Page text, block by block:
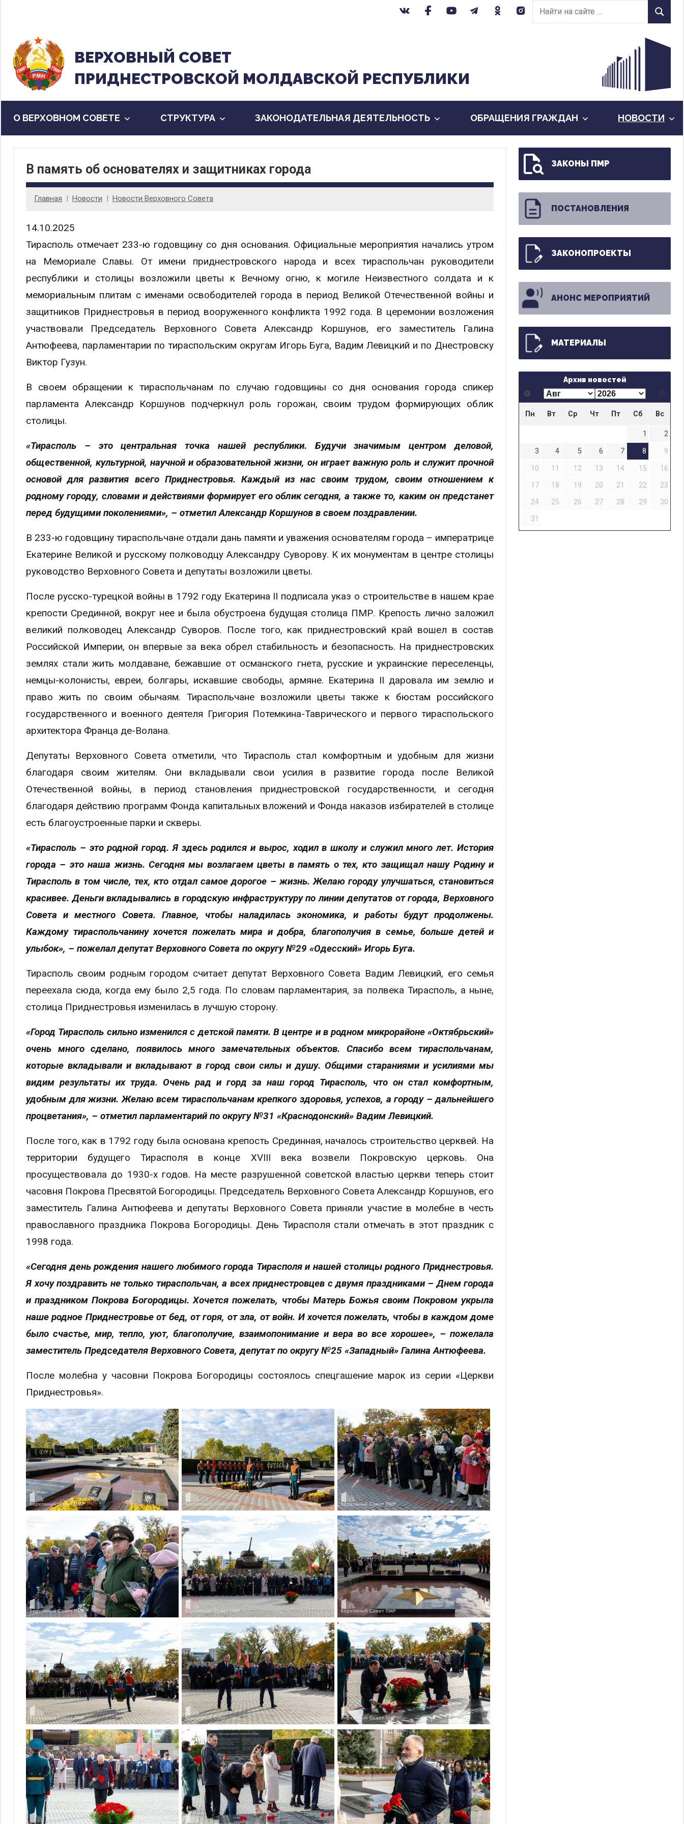
содержанию
Найти
на
Найти
ВЕРХОВНЫЙ CОВЕТ
ПРИДНЕСТРОВСКОЙ МОЛДАВСКОЙ РЕСПУБЛИКИ
О ВЕРХОВНОМ СОВЕТЕ CТРУКТУРА ЗАКОНОДАТЕЛЬНАЯ ДЕЯТЕЛЬНОСТЬ ОБРАЩЕНИЯ ГРАЖДАН НОВОСТИ
В память об основателях и защитниках города
Главная Новости Новости Верховного Совета
14.10.2025
Тирасполь отмечает 233-ю годовщину со дня основания. Официальные мероприятия начались утром
на Мемориале Славы. От имени приднестровского народа и всех тираспольчан руководители
республики и столицы возложили цветы к Вечному огню, к могиле Неизвестного солдата и к
мемориальным плитам с именами освободителей города в период Великой Отечественной войны и
защитников Приднестровья в период вооруженного конфликта 1992 года. В церемонии возложения
участвовали Председатель Верховного Совета Александр Коршунов, его заместитель Галина
Антюфеева, парламентарии по тираспольским округам Игорь Буга, Вадим Левицкий и по Днестровску
Виктор Гузун.
В своем обращении к тираспольчанам по случаю годовщины со дня основания города спикер
парламента Александр Коршунов подчеркнул роль горожан, своим трудом формирующих облик
столицы.
«Тирасполь – это центральная точка нашей республики. Будучи значимым центром деловой,
общественной, культурной, научной и образовательной жизни, он играет важную роль и служит прочной
основой для развития всего Приднестровья. Каждый из нас своим трудом, своим отношением к
родному городу, словами и действиями формирует его облик сегодня, а также то, каким он предстанет
перед будущими поколениями», – отметил Александр Коршунов в своем поздравлении.
В 233-ю годовщину тираспольчане отдали дань памяти и уважения основателям города – императрице
Екатерине Великой и русскому полководцу Александру Суворову. К их монументам в центре столицы
руководство Верховного Совета и депутаты возложили цветы.
После русско-турецкой войны в 1792 году Екатерина II подписала указ о строительстве в нашем крае
крепости Срединной, вокруг нее и была обустроена будущая столица ПМР. Крепость лично заложил
великий полководец Александр Суворов. После того, как приднестровский край вошел в состав
Российской Империи, он впервые за века обрел стабильность и безопасность. На приднестровских
землях стали жить молдаване, бежавшие от османского гнета, русские и украинские переселенцы,
немцы-колонисты, евреи, болгары, искавшие свободы, армяне. Екатерина II даровала им землю и
право жить по своим обычаям. Тираспольчане возложили цветы также к бюстам российского
государственного и военного деятеля Григория Потемкина-Таврического и первого тираспольского
архитектора Франца де-Волана.
Депутаты Верховного Совета отметили, что Тирасполь стал комфортным и удобным для жизни
благодаря своим жителям. Они вкладывали свои усилия в развитие города после Великой
Отечественной войны, в период становления приднестровской государственности, и сегодня
благодаря действию программ Фонда капитальных вложений и Фонда наказов избирателей в столице
есть благоустроенные парки и скверы.
«Тирасполь – это родной город. Я здесь родился и вырос, ходил в школу и служил много лет. История
города – это наша жизнь. Сегодня мы возлагаем цветы в память о тех, кто защищал нашу Родину и
Тирасполь в том числе, тех, кто отдал самое дорогое – жизнь. Желаю городу улучшаться, становиться
красивее. Деньги вкладывались в городскую инфраструктуру по линии депутатов от города, Верховного
Совета и местного Совета. Главное, чтобы наладилась экономика, и работы будут продолжены.
Каждому тираспольчанину хочется пожелать мира и добра, благополучия в семье, больше детей и
улыбок», – пожелал депутат Верховного Совета по округу №29 «Одесский» Игорь Буга.
Тирасполь своим родным городом считает депутат Верховного Совета Вадим Левицкий, его семья
переехала сюда, когда ему было 2,5 года. По словам парламентария, за полвека Тирасполь, а ныне,
столица Приднестровья изменилась в лучшую сторону.
«Город Тирасполь сильно изменился с детской памяти. В центре и в родном микрорайоне «Октябрьский»
очень много сделано, появилось много замечательных объектов. Спасибо всем тираспольчанам,
которые вкладывали и вкладывают в город свои силы и душу. Общими стараниями и усилиями мы
видим результаты их труда. Очень рад и горд за наш город Тирасполь, что он стал комфортным,
удобным для жизни. Желаю всем тираспольчанам крепкого здоровья, успехов, а городу – дальнейшего
процветания», – отметил парламентарий по округу №31 «Краснодонский» Вадим Левицкий.
После того, как в 1792 году была основана крепость Срединная, началось строительство церквей. На
территории будущего Тирасполя в конце XVIII века возвели Покровскую церковь. Она
просуществовала до 1930-х годов. На месте разрушенной советской властью церкви теперь стоит
часовня Покрова Пресвятой Богородицы. Председатель Верховного Совета Александр Коршунов, его
заместитель Галина Антюфеева и депутаты Верховного Совета приняли участие в молебне в честь
православного праздника Покрова Богородицы. День Тирасполя стали отмечать в этот праздник с
1998 года.
«Сегодня день рождения нашего любимого города Тирасполя и нашей столицы родного Приднестровья.
Я хочу поздравить не только тираспольчан, а всех приднестровцев с двумя праздниками – Днем города
и праздником Покрова Богородицы. Хочется пожелать, чтобы Матерь Божья своим Покровом укрыла
наше родное Приднестровье от бед, от горя, от зла, от войн. И хочется пожелать, чтобы в каждом доме
было счастье, мир, тепло, уют, благополучие, взаимопонимание и вера во все хорошее», – пожелала
заместитель Председателя Верховного Совета, депутат по округу №25 «Западный» Галина Антюфеева.
После молебна у часовни Покрова Богородицы состоялось спецгашение марок из серии «Церкви
Приднестровья».
ЗАКОНЫ ПМР
ПОСТАНОВЛЕНИЯ
ЗАКОНОПРОЕКТЫ
АНОНС МЕРОПРИЯТИЙ
МАТЕРИАЛЫ
Архив новостей
Пн Вт Ср Чт Пт Сб Вс
1
2
3
4 5 6 7 8
9
10
11 12 13 14 15
16
17
18 19 20 21 22
23
24
25 26 27 28 29
30
31